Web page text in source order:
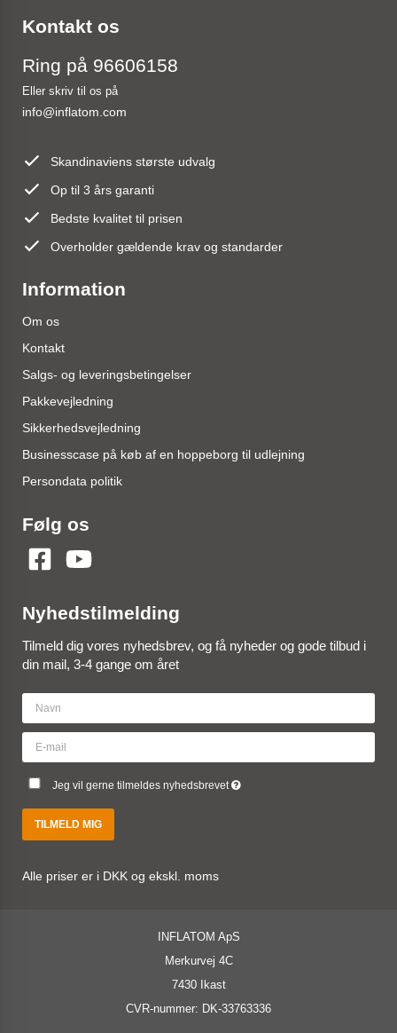
Kontakt os
Ring på 96606158
Eller skriv til os på
info@inflatom.com
Skandinaviens største udvalg
Op til 3 års garanti
Bedste kvalitet til prisen
Overholder gældende krav og standarder
Information
Om os
Kontakt
Salgs- og leveringsbetingelser
Pakkevejledning
Sikkerhedsvejledning
Businesscase på køb af en hoppeborg til udlejning
Persondata politik
Følg os
Nyhedstilmelding
Tilmeld dig vores nyhedsbrev, og få nyheder og gode tilbud i
din mail, 3-4 gange om året
Jeg vil gerne tilmeldes nyhedsbrevet
TILMELD MIG
Alle priser er i DKK og ekskl. moms
INFLATOM ApS
Merkurvej 4C
7430 Ikast
CVR-nummer: DK-33763336